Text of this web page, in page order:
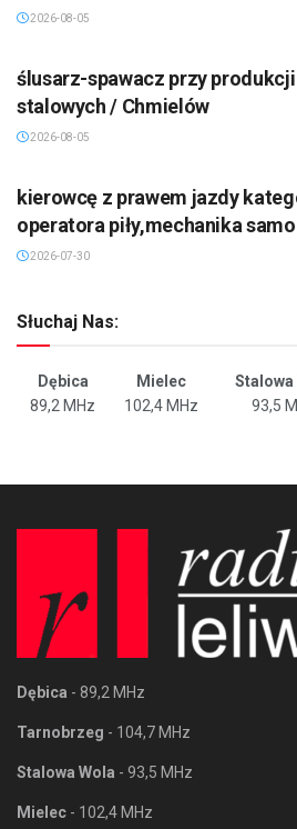
2026-08-05
ślusarz-spawacz przy
stalowych / Chmielów
2026-08-05
kierowcę z prawem jazdy
operatora piły,mechanika
2026-07-30
Słuchaj Nas:
Dębica Mielec Stalowa
89,2 MHz
102,4 MHz 93,5
Dębica - 89,2 MHz
Tarnobrzeg - 104,7 MHz
Stalowa Wola - 93,5 MHz
Mielec - 102,4 MHz